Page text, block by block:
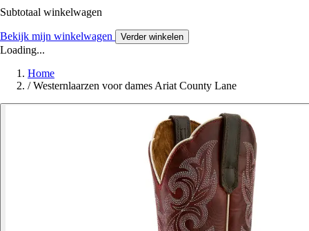
Subtotaal winkelwagen
Bekijk mijn winkelwagen Verder winkelen
Loading...
Home
/ Westernlaarzen voor dames Ariat County Lane